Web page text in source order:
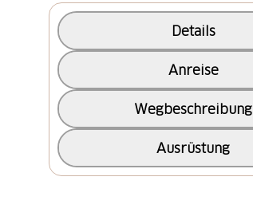
Details
Anreise
Wegbeschreibung
Ausrüstung